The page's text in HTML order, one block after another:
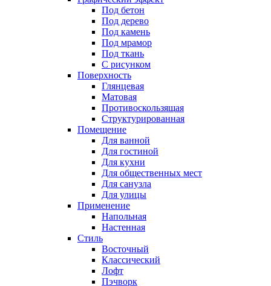
Под бетон
Под дерево
Под камень
Под мрамор
Под ткань
С рисунком
Поверхность
Глянцевая
Матовая
Противоскользящая
Структурированная
Помещение
Для ванной
Для гостиной
Для кухни
Для общественных мест
Для санузла
Для улицы
Применение
Напольная
Настенная
Стиль
Восточный
Классический
Лофт
Пэчворк